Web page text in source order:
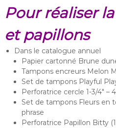
Pour réaliser
et papillons
Dans le catalogue annuel
Papier cartonné Brune
Tampons encreurs Melon
Set de tampons Playful
Perforatrice cercle 1-3/4″ –
Set de tampons Fleurs en
phrase
Perforatrice Papillon Bitty